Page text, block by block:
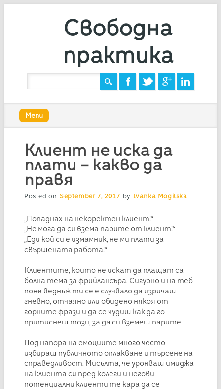
Свободна
практика
Main menu
content
Menu
Клиент не иска да
плати – какво да
правя
Posted on September 7, 2017 by Ivanka Mogilska
„Попаднах на некоректен клиент!“
„Не мога да си взема парите от клиент!“
„Еди кой си е измамник, не ми плати за
свършената работа!“
Клиентите, които не искат да плащат са
болна тема за фрийлансъра. Сигурно и на теб
поне веднъж ти се е случвало да изричаш
гневно, отчаяно или обидено някоя от
горните фрази и да се чудиш как да го
притиснеш този, за да си вземеш парите.
Под напора на емоциите много често
избираш публичното оплакване и търсене на
справедливост. Мисълта, че уронваш имиджа
на клиента си пред колеги и негови
потенциални клиенти те кара да се